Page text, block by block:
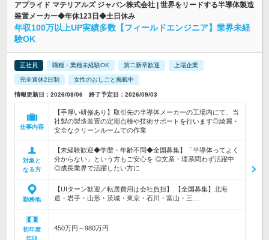
アプライド マテリアルズ ジャパン株式会社 | 世界をリードする半導体製造
装置メーカー◆年休123日◆土日休み
年収100万以上UP実績多数【フィールドエンジニア】業界未経
験OK
正社員 職種・業種未経験OK 第二新卒歓迎 上場企業
完全週休2日制 女性のおしごと掲載中
情報更新日：2026/08/06 終了予定日：2026/09/03
仕事内容
【手厚い研修あり】取引先の半導体メーカーの工場内にて、当
社製の製造装置の定期点検や技術サポートを行います◎綺麗・
安全なクリーンルームでの作業
対象と
なる方
【未経験歓迎◆学歴・年齢不問◆全国募集】「半導体ってよく
分からない」という方もご安心を ◎文系・理系問わず活躍中
◎成長業界で活躍したい方に
勤務地
【UIターン歓迎／転居費用は会社負担】 【全国募集】北海
道・岩手・山形・茨城・東京・石川・富山・三…
初年度
年収
450万円～980万円